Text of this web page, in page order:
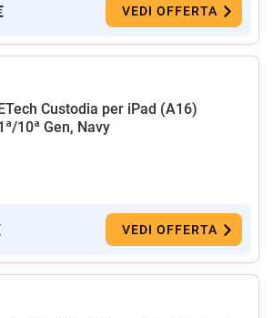
VEDI OFFERTA
Custodia per iPad (A16)
10ª Gen, Navy
VEDI OFFERTA